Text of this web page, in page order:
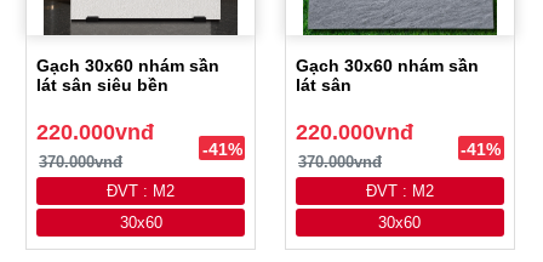
Gạch 30x60 nhám sần
lát sân siêu bền
220.000vnđ
370.000vnđ
-41%
ĐVT : M2
30x60
Gạch 30x60 nhám sần
lát sân
220.000vnđ
370.000vnđ
-41%
ĐVT : M2
30x60